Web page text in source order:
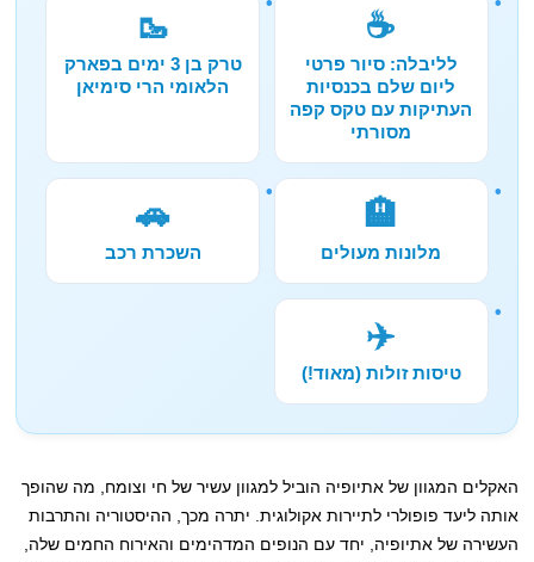
☕
לליבלה: סיור פרטי
ליום שלם בכנסיות
העתיקות עם טקס קפה
מסורתי
🥾
טרק בן 3 ימים בפארק
הלאומי הרי סימיאן
🏨
מלונות מעולים
🚗
השכרת רכב
✈️
טיסות זולות (מאוד!)
האקלים המגוון של אתיופיה הוביל למגוון עשיר של חי וצומח, מה שהופך
אותה ליעד פופולרי לתיירות אקולוגית. יתרה מכך, ההיסטוריה והתרבות
העשירה של אתיופיה, יחד עם הנופים המדהימים והאירוח החמים שלה,